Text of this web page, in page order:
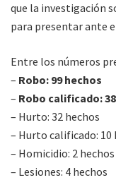
que la investigación
para presentar ante
Entre los números
– Robo: 99 hechos
– Robo calificado:
– Hurto: 32 hechos
– Hurto calificado: 10
– Homicidio: 2 hechos
– Lesiones: 4 hechos